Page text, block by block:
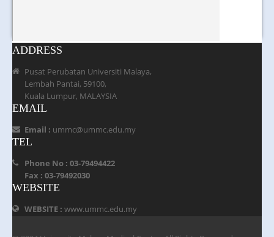
ADDRESS
Pusat Perubatan Universiti Malaya,
Lembah Pantai, 59100,
Kuala Lumpur, MALAYSIA
EMAIL
Email : ummc@ummc.edu.my
TEL
Phone No : 03-79494422
Fax : 03-79492030
WEBSITE
WEBSITE : www.ummc.edu.my